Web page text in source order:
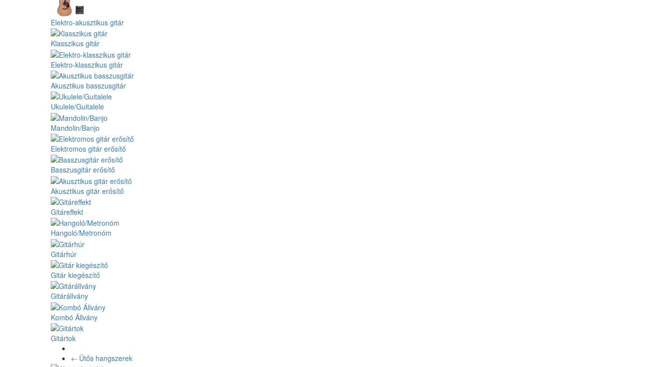
Elektro-akusztikus gitár
Klasszikus gitár
Elektro-klasszikus gitár
Akusztikus basszusgitár
Ukulele/Guitalele
Mandolin/Banjo
Elektromos gitár erősítő
Basszusgitár erősítő
Akusztikus gitár erősítő
Gitáreffekt
Hangoló/Metronóm
Gitárhúr
Gitár kiegészítő
Gitárállvány
Kombó Állvány
Gitártok
+- Ütős hangszerek